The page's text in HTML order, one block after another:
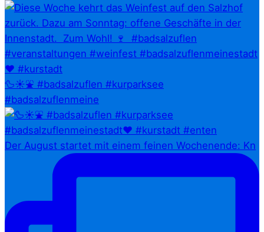
🦆☀️⛲ #badsalzuflen #kurparksee
#badsalzuflenmeine
Der August startet mit einem feinen Wochenende: Kn